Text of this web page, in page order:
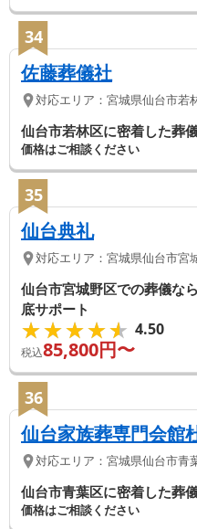
34
佐藤葬儀社
対応エリア： 宮城県仙台市若
仙台市若林区に密着した葬
価格はご相談ください
35
仙台典礼
対応エリア： 宮城県仙台市宮
仙台市宮城野区での葬儀な
底サポート
★★★★★
★★★★★ 4.50
税込85,800円〜
36
仙台家族葬専門会館
対応エリア： 宮城県仙台市青
仙台市青葉区に密着した葬
価格はご相談ください